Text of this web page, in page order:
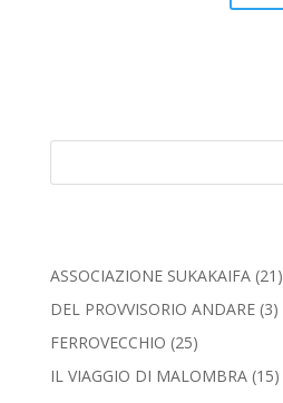
ASSOCIAZIONE SUKAKAIFA(21)
DEL PROVVISORIO ANDARE(3)
FERROVECCHIO (25)
IL VIAGGIO DI MALOMBRA(15)